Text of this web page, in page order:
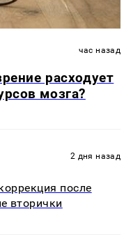
час назад
расходует
мозга?
2 дня назад
после
вторички